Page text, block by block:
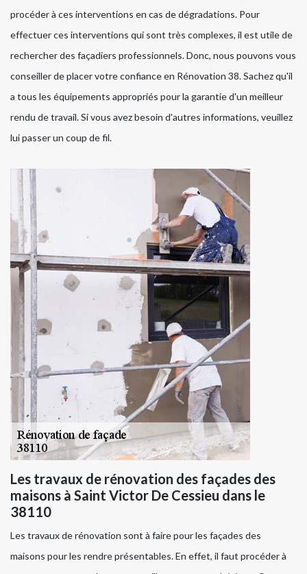
procéder à ces interventions en cas de dégradations. Pour
effectuer ces interventions qui sont très complexes, il est utile de
rechercher des façadiers professionnels. Donc, nous pouvons vous
conseiller de placer votre confiance en Rénovation 38. Sachez qu'il
a tous les équipements appropriés pour la garantie d'un meilleur
rendu de travail. Si vous avez besoin d'autres informations, veuillez
lui passer un coup de fil.
Les travaux de rénovation des façades des
maisons à Saint Victor De Cessieu dans le
38110
Les travaux de rénovation sont à faire pour les façades des
maisons pour les rendre présentables. En effet, il faut procéder à